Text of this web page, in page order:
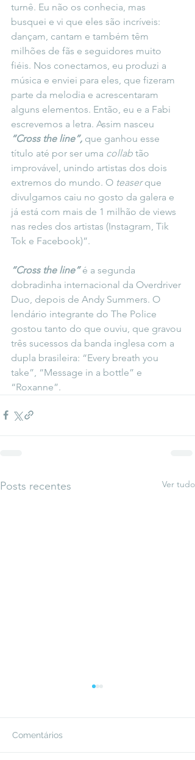
turnê. Eu não os conhecia, mas
busquei e vi que eles são incríveis:
dançam, cantam e também têm
milhões de fãs e seguidores muito
fiéis. Nos conectamos, eu produzi a
música e enviei para eles, que fizeram
parte da melodia e acrescentaram
alguns elementos. Então, eu e a Fabi
escrevemos a letra. Assim nasceu
“Cross the line”, que ganhou esse
título até por ser uma collab tão
improvável, unindo artistas dos dois
extremos do mundo. O teaser que
divulgamos caiu no gosto da galera e
já está com mais de 1 milhão de views
nas redes dos artistas (Instagram, Tik
Tok e Facebook)”.
“Cross the line” é a segunda
dobradinha internacional da Overdriver
Duo, depois de Andy Summers. O
lendário integrante do The Police
gostou tanto do que ouviu, que gravou
três sucessos da banda inglesa com a
dupla brasileira: “Every breath you
take”, “Message in a bottle” e
“Roxanne”.
Posts recentes Ver tudo
Comentários